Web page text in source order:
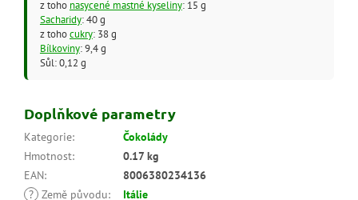
z toho nasycené mastné kyseliny: 15 g
Sacharidy: 40 g
z tohocukry: 38 g
Bílkoviny: 9,4 g
Sůl: 0,12 g
Doplňkové parametry
Kategorie:
Čokolády
Hmotnost:
0.17 kg
EAN:
8006380234136
? Země původu: Itálie